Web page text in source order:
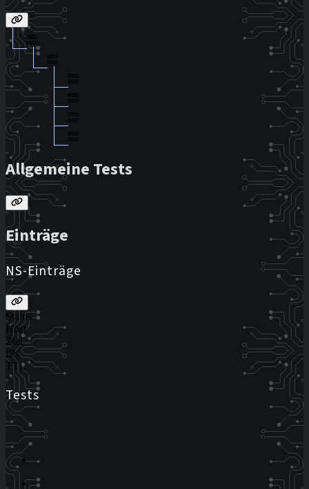
Allgemeine Tests
Einträge
NS-Einträge
Status
Host
Ziel
IPs
TTL
Tests